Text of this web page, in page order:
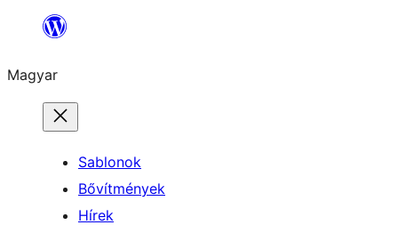
Ugrás
tartalomhoz
Magyar
Sablonok
Bővítmények
Hírek